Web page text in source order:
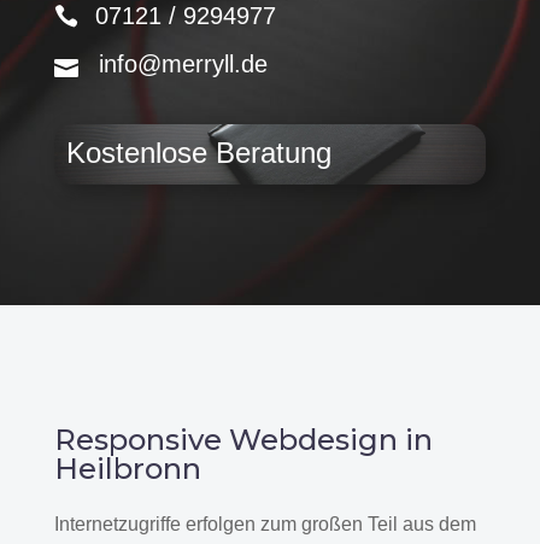
07121 / 9294977
info@merryll.de
Kostenlose Beratung
Responsive Webdesign in
Heilbronn
Internetzugriffe erfolgen zum großen Teil aus dem